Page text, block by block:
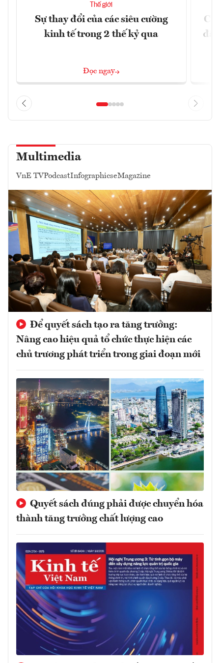
Thế giới
Sự thay đổi của các siêu cường
kinh tế trong 2 thế kỷ qua
Đọc ngay
đã
Multimedia
VnE TVPodcastInfographicseMagazine
Để quyết sách tạo ra tăng trưởng:
Nâng cao hiệu quả tổ chức thực hiện các
chủ trương phát triển trong giai đoạn mới
Quyết sách đúng phải được chuyển hóa
thành tăng trưởng chất lượng cao